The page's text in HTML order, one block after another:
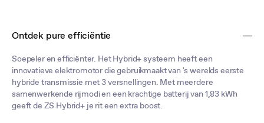
Ontdek pure efficiëntie
Soepeler en efficiënter. Het Hybrid+ systeem heeft een
innovatieve elektromotor die gebruikmaakt van 's werelds eerste
hybride transmissie met 3 versnellingen. Met meerdere
samenwerkende rijmodi en een krachtige batterij van 1,83 kWh
geeft de ZS Hybrid+ je rit een extra boost.